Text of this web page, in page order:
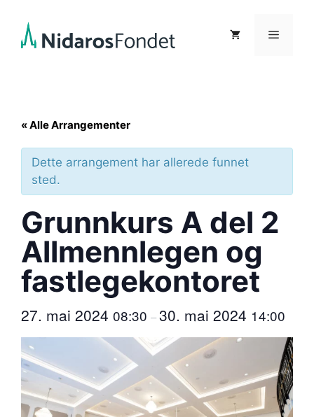
innhold
Meny
« Alle Arrangementer
Dette arrangement har allerede funnet
sted.
Grunnkurs A del 2
Allmennlegen og
fastlegekontoret
27. mai 2024 08:30 –30. mai 2024 14:00